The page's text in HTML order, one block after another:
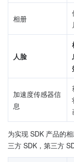
相册
人脸
加速度传感器信
息
为实现 SDK 产品的
三方 SDK，第三方